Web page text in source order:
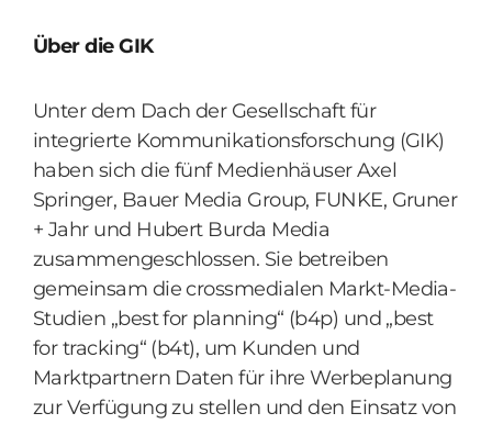
Über die GIK
Unter dem Dach der Gesellschaft für
integrierte Kommunikationsforschung (GIK)
haben sich die fünf Medienhäuser Axel
Springer, Bauer Media Group, FUNKE, Gruner
+ Jahr und Hubert Burda Media
zusammengeschlossen. Sie betreiben
gemeinsam die crossmedialen Markt-Media-
Studien „best for planning“ (b4p) und „best
for tracking“ (b4t), um Kunden und
Marktpartnern Daten für ihre Werbeplanung
zur Verfügung zu stellen und den Einsatz von